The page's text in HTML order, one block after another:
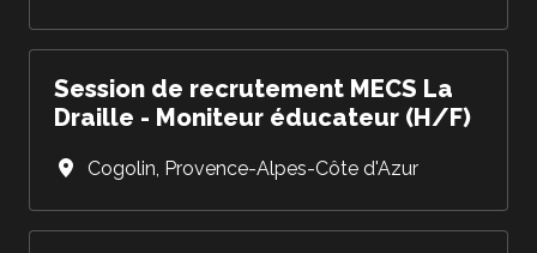
Session de recrutement MECS La
Draille - Moniteur éducateur (H/F)
Cogolin, Provence-Alpes-Côte d'Azur